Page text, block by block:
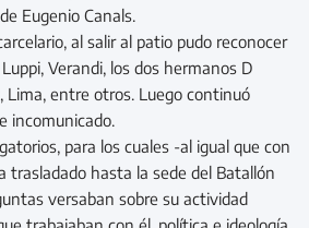
Eugenio Canals.
al salir al patio pudo reconocer
Verandi, los dos hermanos D
Lima, entre otros. Luego continuó
incomunicado.
para los cuales -al igual que con
trasladado hasta la sede del Batallón
versaban sobre su actividad